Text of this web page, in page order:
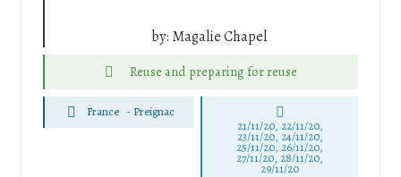
by: Magalie Chapel
Reuse and preparing for reuse
France - Preignac
21/11/20, 22/11/20,
23/11/20, 24/11/20,
25/11/20, 26/11/20,
27/11/20, 28/11/20,
29/11/20